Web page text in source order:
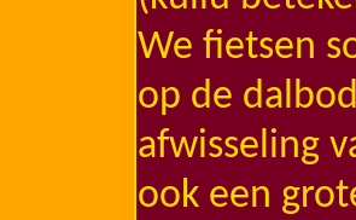
We fietsen
op de
afwisseling
ook een